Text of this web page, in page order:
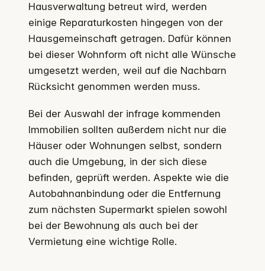
Hausverwaltung betreut wird, werden
einige Reparaturkosten hingegen von der
Hausgemeinschaft getragen. Dafür können
bei dieser Wohnform oft nicht alle Wünsche
umgesetzt werden, weil auf die Nachbarn
Rücksicht genommen werden muss.
Bei der Auswahl der infrage kommenden
Immobilien sollten außerdem nicht nur die
Häuser oder Wohnungen selbst, sondern
auch die Umgebung, in der sich diese
befinden, geprüft werden. Aspekte wie die
Autobahnanbindung oder die Entfernung
zum nächsten Supermarkt spielen sowohl
bei der Bewohnung als auch bei der
Vermietung eine wichtige Rolle.